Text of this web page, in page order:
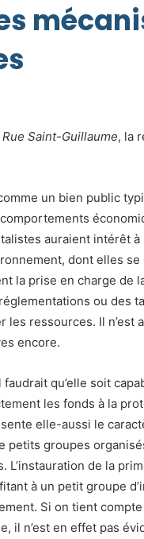
Rue Saint-Guillaume, la
un bien public
auraient intérêt à
dont elles
la prise en charge de
ou des
ressources. Il n’est
encore.
qu’elle soit
les fonds à la
elle-aussi le
petits groupes
de la
à un petit groupe
Si on tient
il n’est en effet pas